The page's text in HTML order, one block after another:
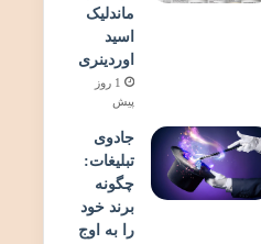
ماندلیک
اسید
اوردینری
1 روز
پیش
جادوی
تبلیغات:
چگونه
برند خود
را به اوج